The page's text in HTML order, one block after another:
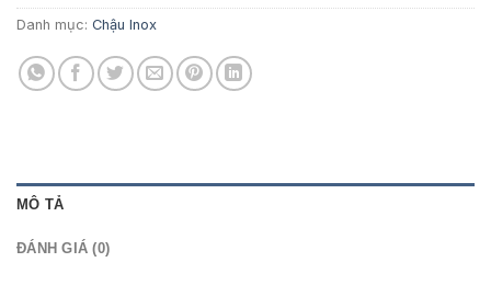
Danh mục: Chậu Inox
MÔ TẢ
ĐÁNH GIÁ (0)